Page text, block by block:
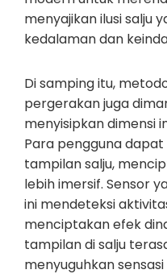
menyajikan ilusi salju
kedalaman dan
Di samping itu,
pergerakan juga
menyisipkan dimensi
Para pengguna
tampilan salju,
lebih imersif. Sensor
ini mendeteksi
menciptakan efek
tampilan di salju
menyuguhkan